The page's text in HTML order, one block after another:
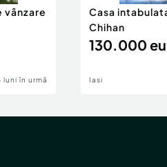
vânzare
luni în urmă
Casa
Chihan
130.000
Iasi